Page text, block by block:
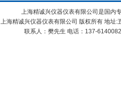
上海精诚兴仪器仪表有限公司是国内
上海精诚兴仪器仪表有限公司 版权所有 地址
联系人：樊先生 电话：137-